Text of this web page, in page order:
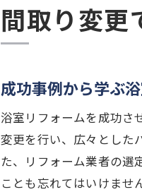
間取り変更
成功事例から学ぶ
浴室リフォームを成功さ
変更を行い、広々とした
た、リフォーム業者の選
ことも忘れてはいけませ